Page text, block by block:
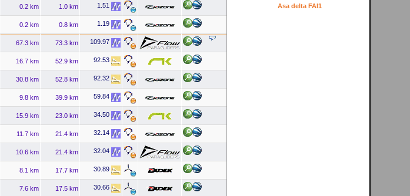
0.2 km 1.0 km 1.51
0.2 km 0.8 km 1.19
67.3 km 73.3 km 109.97
16.7 km 52.9 km 92.53
30.8 km 52.8 km 92.32
9.8 km 39.9 km 59.84
15.9 km 23.0 km 34.50
11.7 km 21.4 km 32.14
10.6 km 21.4 km 32.04
8.1 km 17.7 km 30.89
7.6 km 17.5 km 30.66
Cedrick Vils